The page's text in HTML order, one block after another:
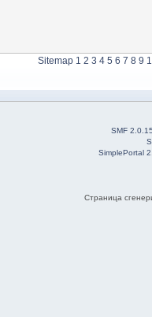
Sitemap 1 2 3 4 5 6 7 8 9
SMF
SimplePortal
Страница